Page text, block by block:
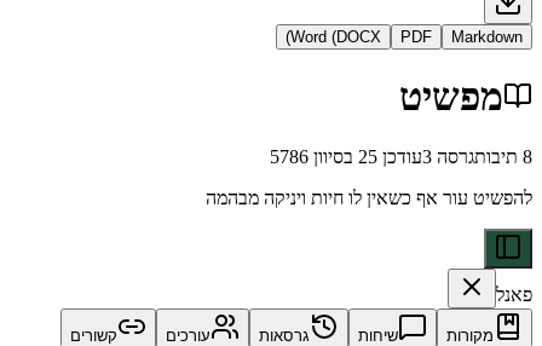
PDF
Word (DOCX)
3עודכן 25 בסיוון 5786
אף כשאין לו חיות ויניקה מבהמה
שיחות גרסאות עורכים קשורים